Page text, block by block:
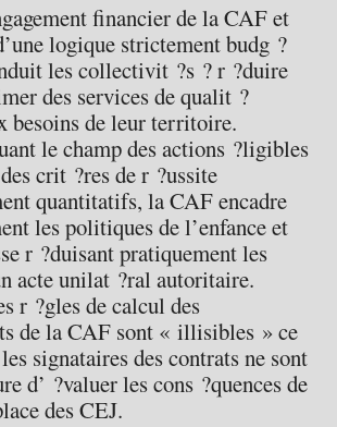
financier de la CAF et
logique strictement budg ?
les collectivit ?s ? r ?duire
des services de qualit ?
besoins de leur territoire.
le champ des actions ?ligibles
crit ?res de r ?ussite
quantitatifs, la CAF encadre
les politiques de l’enfance et
r ?duisant pratiquement les
acte unilat ?ral autoritaire.
r ?gles de calcul des
de la CAF sont « illisibles » ce
signataires des contrats ne sont
d’ ?valuer les cons ?quences de
des CEJ.